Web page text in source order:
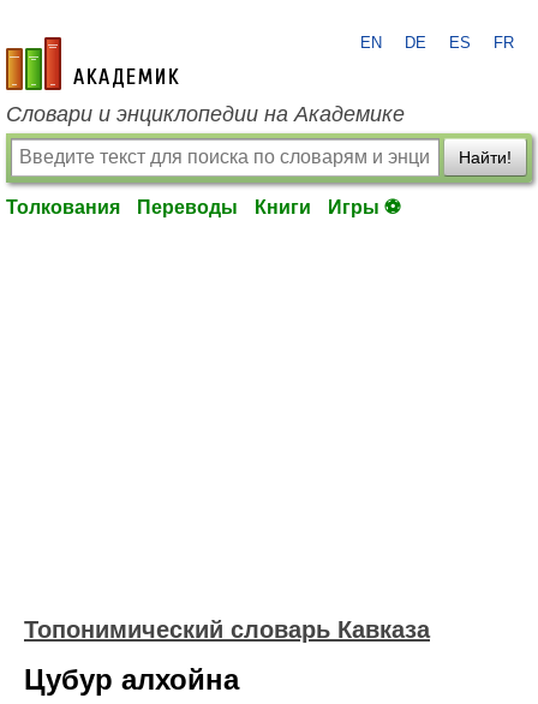
academic.ru
EN DE ES FR
Словари и энциклопедии на Академике
Найти!
Толкования Переводы Книги Игры ⚽
Топонимический словарь Кавказа
Цубур алхойна